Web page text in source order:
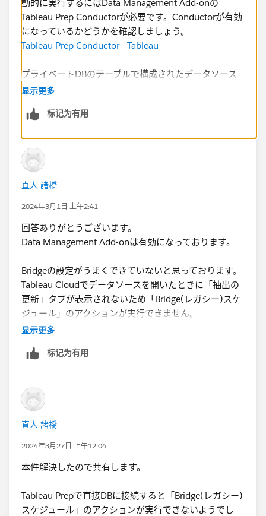
動的に実行するにはData Management Add-onの
Tableau Prep Conductorが必要です。Conductorが有効
になっているかどうかを確認しましょう。
Tableau Prep Conductor - Tableau
プライベートDBのテーブルで構成されたデータソース
の抽出を毎日実行→BridgeでOK
→Conductorが必要
PC上でPrepフローを実行し、その出力を上書きパブリ
ッシュする方法があったのですが、現状のTableau
CloudはMFA/SSOが必須になっているのでこの方法は使
えなくなっていると思います。出力先をローカルPCに
からAPIを使ってCloudのデータソースに更新をかける
ことはできるかもしれません。
显示更多
标记为有用
直人 諸橋
2024年3月1日 上午2:41
回答ありがとうございます。
Data Management Add-onは有効になっております。
Bridgeの設定がうまくできていないと思っております。
Tableau Cloudでデータソースを開いたときに「抽出の
更新」タブが表示されないため「Bridge(レガシー)スケ
ジュール」のアクションが実行できません。
上記の原因はお分かりになりますか？
显示更多
标记为有用
直人 諸橋
2024年3月27日 上午12:04
本件解決したので共有します。
Tableau Prepで直接DBに接続すると「Bridge(レガシー)
スケジュール」のアクションが実行できないようでし